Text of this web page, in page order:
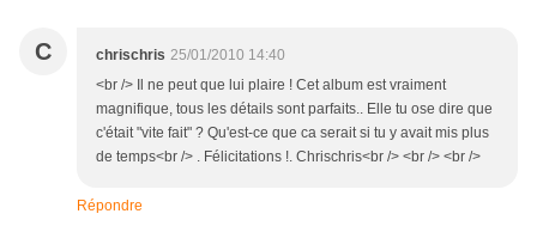
C chrischris 25/01/2010 14:40
<br /> Il ne peut que lui plaire ! Cet album est vraiment
magnifique, tous les détails sont parfaits.. Elle tu ose dire que
c'était "vite fait" ? Qu'est-ce que ca serait si tu y avait mis plus
de temps<br /> . Félicitations !. Chrischris<br /> <br /> <br />
Répondre